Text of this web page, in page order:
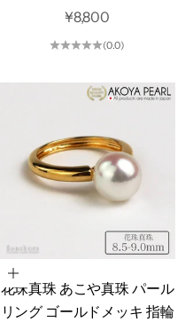
セール価格
¥8,800
(0.0)
オプションを選択
花珠真珠 あこや真珠 パール
リング ゴールドメッキ 指輪